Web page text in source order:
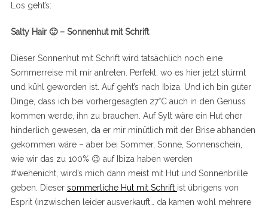
Los geht’s:
Salty Hair 🙂 – Sonnenhut mit Schrift
Dieser Sonnenhut mit Schrift wird tatsächlich noch eine
Sommerreise mit mir antreten. Perfekt, wo es hier jetzt stürmt
und kühl geworden ist. Auf geht’s nach Ibiza. Und ich bin guter
Dinge, dass ich bei vorhergesagten 27°C auch in den Genuss
kommen werde, ihn zu brauchen. Auf Sylt wäre ein Hut eher
hinderlich gewesen, da er mir minütlich mit der Brise abhanden
gekommen wäre – aber bei Sommer, Sonne, Sonnenschein,
wie wir das zu 100% 😉 auf Ibiza haben werden
#wehenicht, wird’s mich dann meist mit Hut und Sonnenbrille
geben. Dieser sommerliche Hut mit Schrift ist übrigens von
Esprit (inzwischen leider ausverkauft… da kamen wohl mehrere